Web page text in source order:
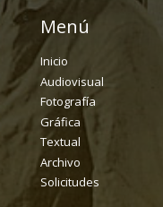
Menú
Inicio
Audiovisual
Fotografía
Gráfica
Textual
Archivo
Solicitudes